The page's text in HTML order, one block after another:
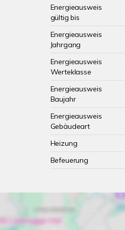
Energieausweis
gültig bis
Energieausweis
Jahrgang
Energieausweis
Werteklasse
Energieausweis
Baujahr
Energieausweis
Gebäudeart
Heizung
Befeuerung